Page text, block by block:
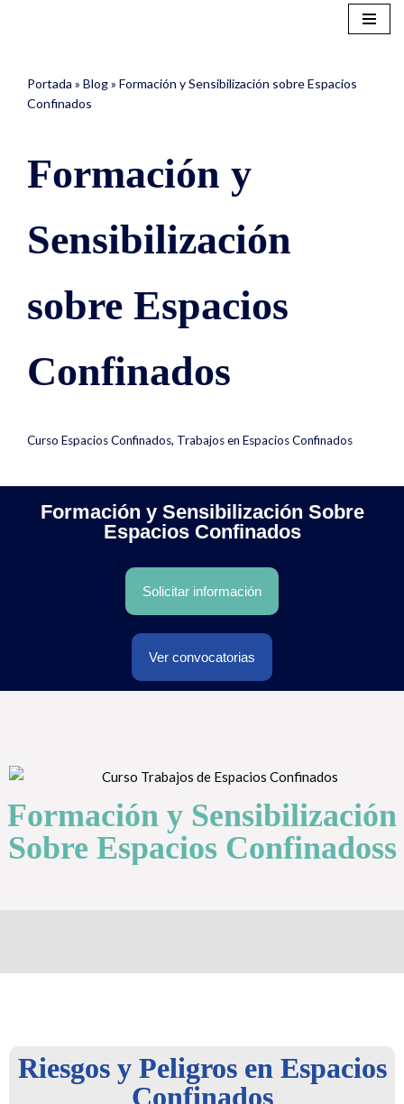
contenido
Portada » Blog» Formación y Sensibilización sobre Espacios
Confinados
Formación y
Sensibilización
sobre Espacios
Confinados
Curso Espacios Confinados, Trabajos en Espacios Confinados
Formación y Sensibilización Sobre
Espacios Confinados
Solicitar información
Ver convocatorias
Formación y Sensibilización
Sobre Espacios Confinadoss
Riesgos y Peligros en Espacios
Confinados